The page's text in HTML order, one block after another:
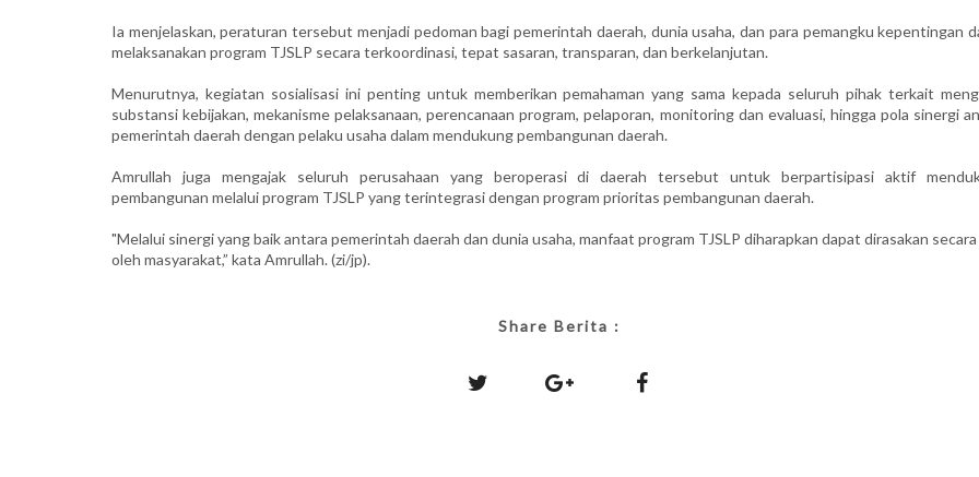
Ia menjelaskan, peraturan tersebut menjadi pedoman bagi pemerintah daerah, dunia usaha, dan para pemangku kepentingan
melaksanakan program TJSLP secara terkoordinasi, tepat sasaran, transparan, dan berkelanjutan.
Menurutnya, kegiatan sosialisasi ini penting untuk memberikan pemahaman yang sama kepada seluruh pihak terkait
substansi kebijakan, mekanisme pelaksanaan, perencanaan program, pelaporan, monitoring dan evaluasi, hingga pola sinergi
pemerintah daerah dengan pelaku usaha dalam mendukung pembangunan daerah.
Amrullah juga mengajak seluruh perusahaan yang beroperasi di daerah tersebut untuk berpartisipasi aktif
pembangunan melalui program TJSLP yang terintegrasi dengan program prioritas pembangunan daerah.
"Melalui sinergi yang baik antara pemerintah daerah dan dunia usaha, manfaat program TJSLP diharapkan dapat dirasakan
oleh masyarakat,” kata Amrullah. (zi/jp).
Share Berita :